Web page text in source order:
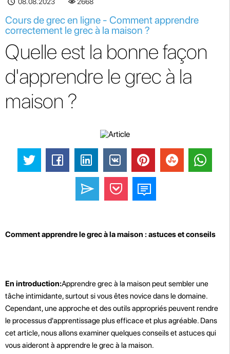
Cours de grec en ligne - Comment apprendre
correctement le grec à la maison ?
Quelle est la bonne façon
d'apprendre le grec à la
maison ?
Comment apprendre le grec à la maison : astuces et conseils
En introduction:Apprendre grec à la maison peut sembler une
tâche intimidante, surtout si vous êtes novice dans le domaine.
Cependant, une approche et des outils appropriés peuvent rendre
le processus d'apprentissage plus efficace et plus agréable. Dans
cet article, nous allons examiner quelques conseils et astuces qui
vous aideront à apprendre le grec à la maison.